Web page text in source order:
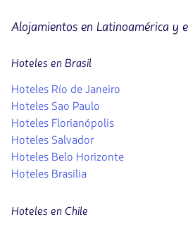
Alojamientos en Latinoamérica y
Hoteles en Brasil
Hoteles Río de Janeiro
Hoteles Sao Paulo
Hoteles Florianópolis
Hoteles Salvador
Hoteles Belo Horizonte
Hoteles Brasilia
Hoteles en Chile